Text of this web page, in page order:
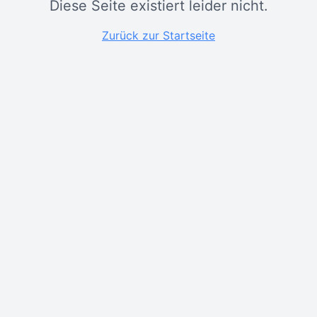
Diese Seite existiert leider nicht.
Zurück zur Startseite